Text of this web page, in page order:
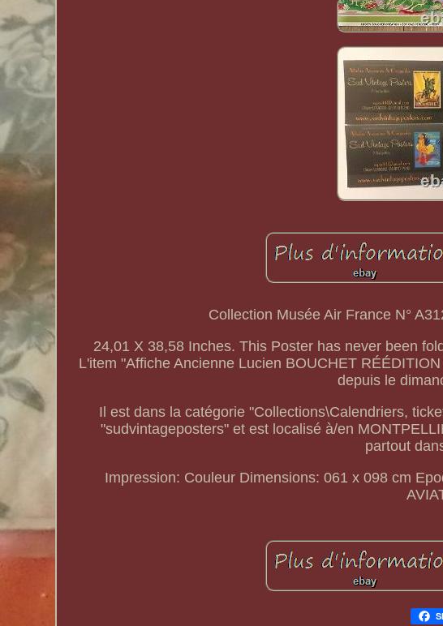
Collection Musée Air France N°
24,01 X 38,58 Inches. This Poster has never been
L'item "Affiche Ancienne Lucien BOUCHET
depuis le
Il est dans la catégorie "Collections\Calendriers,
"sudvintageposters" et est localisé à/en
partout
Impression: Couleur Dimensions: 061 x 098 cm